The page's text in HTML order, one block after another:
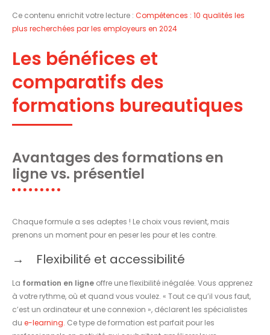
Ce contenu enrichit votre lecture : Compétences : 10 qualités les
plus recherchées par les employeurs en 2024
Les bénéfices et
comparatifs des
formations bureautiques
Avantages des formations en
ligne vs. présentiel
Chaque formule a ses adeptes ! Le choix vous revient, mais
prenons un moment pour en peser les pour et les contre.
Flexibilité et accessibilité
La formation en ligne offre une flexibilité inégalée. Vous apprenez
à votre rythme, où et quand vous voulez. « Tout ce qu’il vous faut,
c’est un ordinateur et une connexion », déclarent les spécialistes
du e-learning. Ce type de formation est parfait pour les